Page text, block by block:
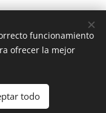
Cundinamarca
2018 Cookies
funcionamiento
ofrecer la mejor
todo